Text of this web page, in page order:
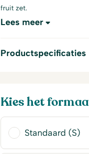
fruit zet.
Lees meer
Productspecificaties
Kies het
Standaard (S)